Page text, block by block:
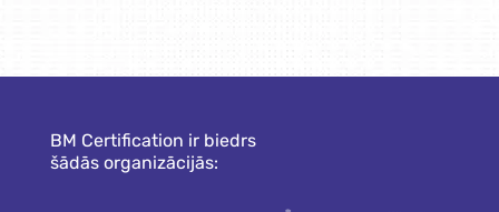
BM Certification ir biedrs
šādās organizācijās: